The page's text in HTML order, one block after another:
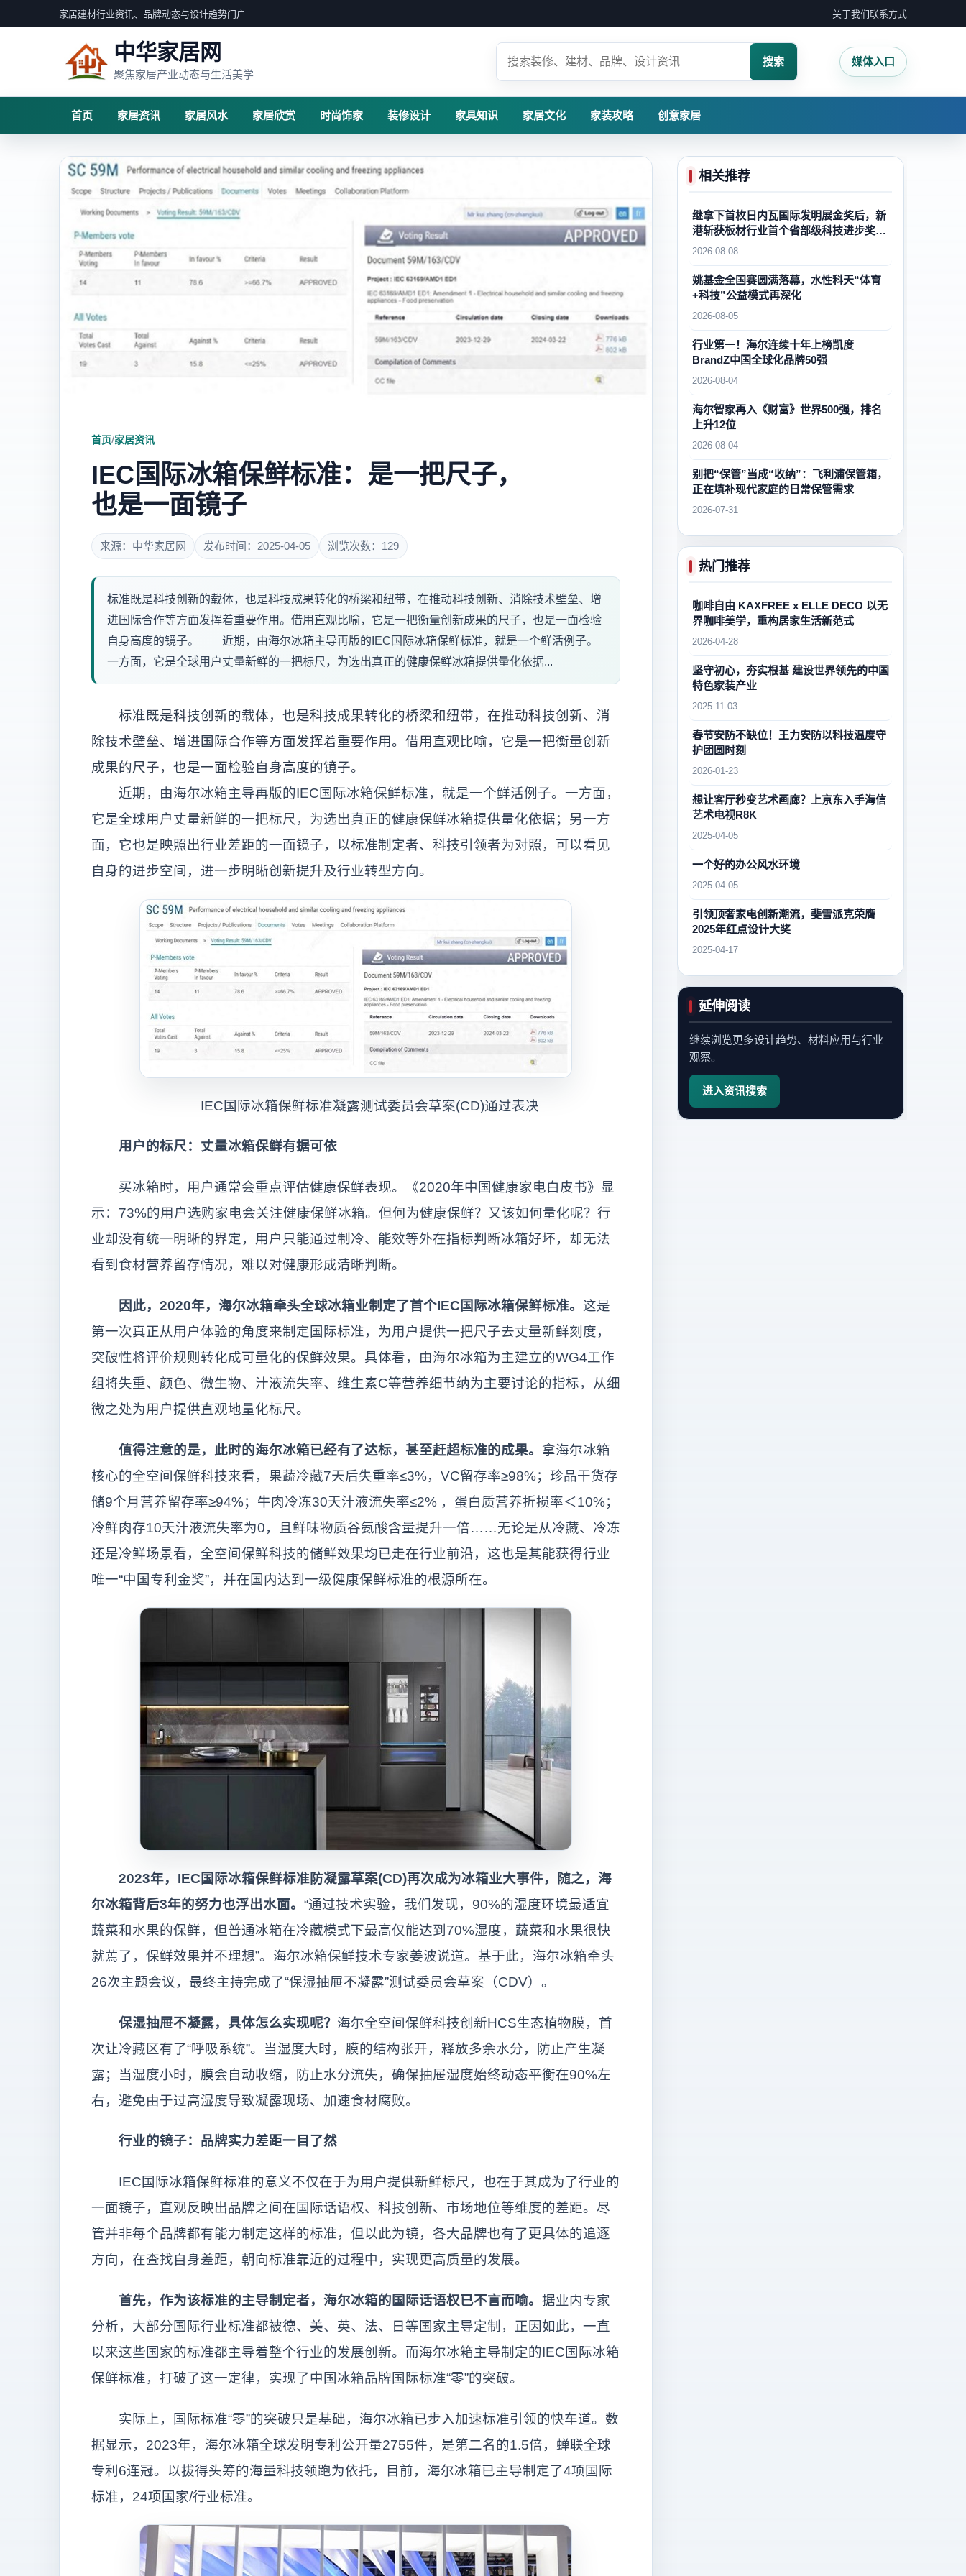
家居建材行业资讯、品牌动态与设计趋势门户 关于我们联系方式
中华家居网
聚焦家居产业动态与生活美学
搜索 媒体入口
首页 家居资讯 家居风水 家居欣赏 时尚饰家 装修设计 家具知识 家居文化 家装攻略 创意家居
首页/家居资讯
IEC国际冰箱保鲜标准：是一把尺子，
也是一面镜子
来源：中华家居网 发布时间：2025-04-05 浏览次数：129
标准既是科技创新的载体，也是科技成果转化的桥梁和纽带，在推动科技创新、消除技术壁垒、增
进国际合作等方面发挥着重要作用。借用直观比喻，它是一把衡量创新成果的尺子，也是一面检验
自身高度的镜子。 近期，由海尔冰箱主导再版的IEC国际冰箱保鲜标准，就是一个鲜活例子。
一方面，它是全球用户丈量新鲜的一把标尺，为选出真正的健康保鲜冰箱提供量化依据...
标准既是科技创新的载体，也是科技成果转化的桥梁和纽带，在推动科技创新、消
除技术壁垒、增进国际合作等方面发挥着重要作用。借用直观比喻，它是一把衡量创新
成果的尺子，也是一面检验自身高度的镜子。
近期，由海尔冰箱主导再版的IEC国际冰箱保鲜标准，就是一个鲜活例子。一方面，
它是全球用户丈量新鲜的一把标尺，为选出真正的健康保鲜冰箱提供量化依据；另一方
面，它也是映照出行业差距的一面镜子，以标准制定者、科技引领者为对照，可以看见
自身的进步空间，进一步明晰创新提升及行业转型方向。
IEC国际冰箱保鲜标准凝露测试委员会草案(CD)通过表决
用户的标尺：丈量冰箱保鲜有据可依
买冰箱时，用户通常会重点评估健康保鲜表现。《2020年中国健康家电白皮书》显
示：73%的用户选购家电会关注健康保鲜冰箱。但何为健康保鲜？又该如何量化呢？行
业却没有统一明晰的界定，用户只能通过制冷、能效等外在指标判断冰箱好坏，却无法
看到食材营养留存情况，难以对健康形成清晰判断。
因此，2020年，海尔冰箱牵头全球冰箱业制定了首个IEC国际冰箱保鲜标准。 这是
第一次真正从用户体验的角度来制定国际标准，为用户提供一把尺子去丈量新鲜刻度，
突破性将评价规则转化成可量化的保鲜效果。具体看，由海尔冰箱为主建立的WG4工作
组将失重、颜色、微生物、汁液流失率、维生素C等营养细节纳为主要讨论的指标，从细
微之处为用户提供直观地量化标尺。
值得注意的是，此时的海尔冰箱已经有了达标，甚至赶超标准的成果。 拿海尔冰箱
核心的全空间保鲜科技来看，果蔬冷藏7天后失重率≤3%，VC留存率≥98%；珍品干货存
储9个月营养留存率≥94%；牛肉冷冻30天汁液流失率≤2% ，蛋白质营养折损率＜10%；
冷鲜肉存10天汁液流失率为0，且鲜味物质谷氨酸含量提升一倍……无论是从冷藏、冷冻
还是冷鲜场景看，全空间保鲜科技的储鲜效果均已走在行业前沿，这也是其能获得行业
唯一“中国专利金奖”，并在国内达到一级健康保鲜标准的根源所在。
2023年，IEC国际冰箱保鲜标准防凝露草案(CD)再次成为冰箱业大事件，随之，海
尔冰箱背后3年的努力也浮出水面。 “通过技术实验，我们发现，90%的湿度环境最适宜
蔬菜和水果的保鲜，但普通冰箱在冷藏模式下最高仅能达到70%湿度，蔬菜和水果很快
就蔫了，保鲜效果并不理想”。海尔冰箱保鲜技术专家姜波说道。基于此，海尔冰箱牵头
26次主题会议，最终主持完成了“保湿抽屉不凝露”测试委员会草案（CDV）。
保湿抽屉不凝露，具体怎么实现呢？ 海尔全空间保鲜科技创新HCS生态植物膜，首
次让冷藏区有了“呼吸系统”。当湿度大时，膜的结构张开，释放多余水分，防止产生凝
露；当湿度小时，膜会自动收缩，防止水分流失，确保抽屉湿度始终动态平衡在90%左
右，避免由于过高湿度导致凝露现场、加速食材腐败。
行业的镜子：品牌实力差距一目了然
IEC国际冰箱保鲜标准的意义不仅在于为用户提供新鲜标尺，也在于其成为了行业的
一面镜子，直观反映出品牌之间在国际话语权、科技创新、市场地位等维度的差距。尽
管并非每个品牌都有能力制定这样的标准，但以此为镜，各大品牌也有了更具体的追逐
方向，在查找自身差距，朝向标准靠近的过程中，实现更高质量的发展。
首先，作为该标准的主导制定者，海尔冰箱的国际话语权已不言而喻。 据业内专家
分析，大部分国际行业标准都被德、美、英、法、日等国家主导定制，正因如此，一直
以来这些国家的标准都主导着整个行业的发展创新。而海尔冰箱主导制定的IEC国际冰箱
保鲜标准，打破了这一定律，实现了中国冰箱品牌国际标准“零”的突破。
实际上，国际标准“零”的突破只是基础，海尔冰箱已步入加速标准引领的快车道。数
据显示，2023年，海尔冰箱全球发明专利公开量2755件，是第二名的1.5倍，蝉联全球
专利6连冠。以拔得头筹的海量科技领跑为依托，目前，海尔冰箱已主导制定了4项国际
标准，24项国家/行业标准。
相关推荐
继拿下首枚日内瓦国际发明展金奖后，新
港斩获板材行业首个省部级科技进步奖一
等奖，再攀国内外木业自主创新新高峰
2026-08-08
姚基金全国赛圆满落幕，水性科天“体育
+科技”公益模式再深化
2026-08-05
行业第一！海尔连续十年上榜凯度
BrandZ中国全球化品牌50强
2026-08-04
海尔智家再入《财富》世界500强，排名
上升12位
2026-08-04
别把“保管”当成“收纳”：飞利浦保管箱，
正在填补现代家庭的日常保管需求
2026-07-31
热门推荐
咖啡自由 KAXFREE x ELLE DECO 以无
界咖啡美学，重构居家生活新范式
2026-04-28
坚守初心，夯实根基 建设世界领先的中国
特色家装产业
2025-11-03
春节安防不缺位！王力安防以科技温度守
护团圆时刻
2026-01-23
想让客厅秒变艺术画廊？上京东入手海信
艺术电视R8K
2025-04-05
一个好的办公风水环境
2025-04-05
引领顶奢家电创新潮流，斐雪派克荣膺
2025年红点设计大奖
2025-04-17
延伸阅读
继续浏览更多设计趋势、材料应用与行业
观察。
进入资讯搜索